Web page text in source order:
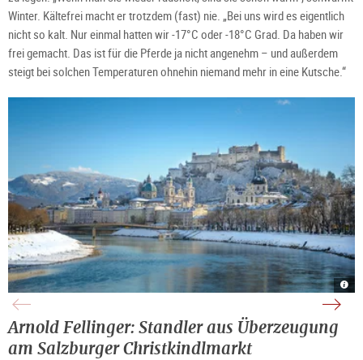
Winter. Kältefrei macht er trotzdem (fast) nie. „Bei uns wird es eigentlich
nicht so kalt. Nur einmal hatten wir -17°C oder -18°C Grad. Da haben wir
frei gemacht. Das ist für die Pferde ja nicht angenehm – und außerdem
steigt bei solchen Temperaturen ohnehin niemand mehr in eine Kutsche.“
im
Dom
im
im
Arnold Fellinger: Standler aus Überzeugung
am Salzburger Christkindlmarkt